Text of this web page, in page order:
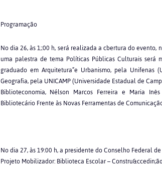
Programação
No dia 26, às 1;:00 h, será realizada a cbertura do evento,
uma palestra de tema Políticas Públicas Culturais será
graduado em Arquitetura”e Urbanismo, pela Unifenas
Geografia, pela UNICAMP (Universidade Estadual de
Biblioteconomia, Nélson Marcos Ferreira e Maria
Bibliotecário Frente às Novas Ferramentas de
No dia 27, às 19:00 h, a presidente do Conselho Federal
Projeto Mobilizador: Biblioteca Escolar –